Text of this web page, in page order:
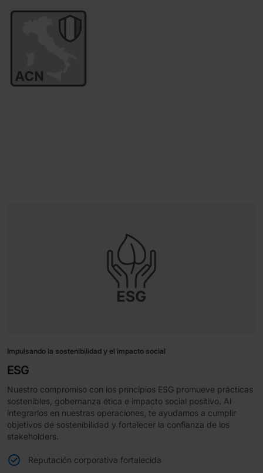
Impulsando la sostenibilidad y el impacto social
ESG
Nuestro compromiso con los principios ESG promueve prácticas
sostenibles, gobernanza ética e impacto social positivo. Al
integrarlos en nuestras operaciones, te ayudamos a cumplir
objetivos de sostenibilidad y fortalecer la confianza de los
stakeholders.
Reputación corporativa fortalecida